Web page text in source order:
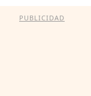
PUBLICIDAD